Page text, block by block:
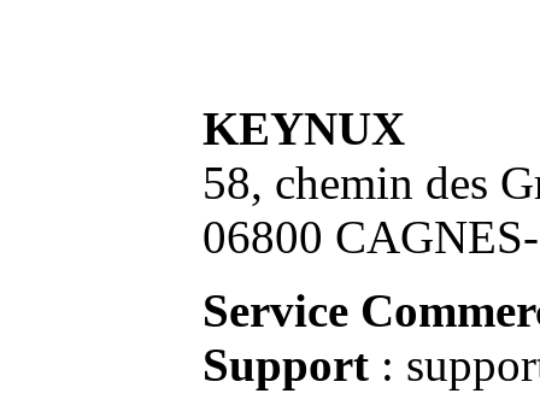
KEYNUX
58, chemin des
06800
Service
Support :